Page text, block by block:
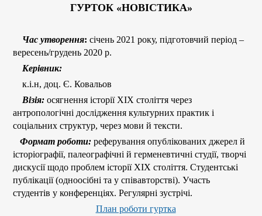
ГУРТОК «НОВІСТИКА»
Час утворення: січень 2021 року, підготовчий період –
вересень/грудень 2020 р.
Керівник:
к.і.н, доц. Є. Ковальов
Візія: осягнення історії ХІХ століття через
антропологічні дослідження культурних практик і
соціальних структур, через мови й тексти.
Формат роботи: реферування опублікованих джерел й
історіографії, палеографічні й герменевтичні студії, творчі
дискусії щодо проблем історії ХІХ століття. Студентські
публікації (одноосібні та у співавторстві). Участь
студентів у конференціях. Регулярні зустрічі.
План роботи гуртка